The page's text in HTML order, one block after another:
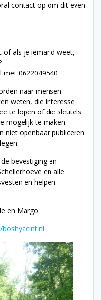
contact op om dit even
of als je iemand weet,
met 0622049540 .
naar mensen
weten, die interesse
te lopen of die sleutels
mogelijk te maken.
niet openbaar publiceren
bevestiging en
en alle
en helpen
en Margo